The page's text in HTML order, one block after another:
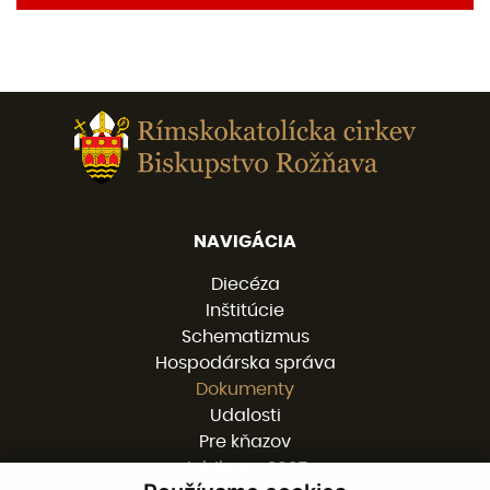
NAVIGÁCIA
Diecéza
Inštitúcie
Schematizmus
Hospodárska správa
Dokumenty
Udalosti
Pre kňazov
Jubileum 2025